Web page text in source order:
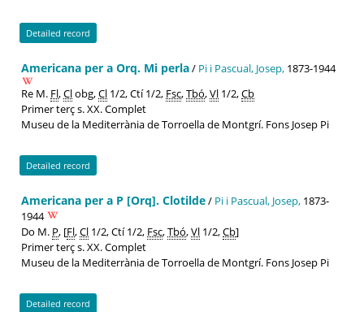
Detailed record
Americana per a Orq. Mi perla/ Pi i Pascual, Josep, 1873-1944
Re M. Fl,Clobg,Cl 1/2, Ctí 1/2, Fsc,Tbó,Vl 1/2,Cb
Primer terç s. XX. Complet
Museu de la Mediterrània de Torroella de Montgrí. Fons Josep Pi
Detailed record
Americana per a P [Orq]. Clotilde/ Pi i Pascual, Josep, 1873-
1944
Do M. P, [Fl,Cl 1/2, Ctí 1/2, Fsc,Tbó,Vl 1/2,Cb]
Primer terç s. XX. Complet
Museu de la Mediterrània de Torroella de Montgrí. Fons Josep Pi
Detailed record